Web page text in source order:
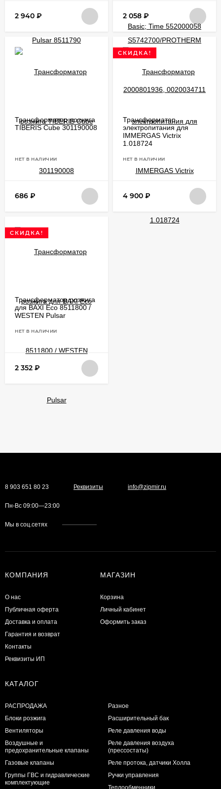
2 940 ₽ 2 058 ₽
Трансформатор розжига
TIBERIS Cube 301190008
НЕТ В НАЛИЧИИ
686 ₽
СКИДКА!
Трансформатор
электропитания для
IMMERGAS Victrix
1.018724
НЕТ В НАЛИЧИИ
4 900 ₽
СКИДКА!
Трансформатор розжига
для BAXI Eco 8511800 /
WESTEN Pulsar
НЕТ В НАЛИЧИИ
2 352 ₽
8 903 651 80 23 Реквизиты info@zipmir.ru
Пн-Вс 09:00—23:00
Мы в соц.сетях
КОМПАНИЯ
О нас
Публичная оферта
Доставка и оплата
Гарантия и возврат
Контакты
Реквизиты ИП
МАГАЗИН
Корзина
Личный кабинет
Оформить заказ
КАТАЛОГ
РАСПРОДАЖА
Блоки розжига
Вентиляторы
Воздушные и
предохранительные клапаны
Газовые клапаны
Группы ГВС и гидравлические
комплектующие
Разное
Расширительный бак
Реле давления воды
Реле давления воздуха
(прессостаты)
Реле протока, датчики Холла
Ручки управления
Теплообменники